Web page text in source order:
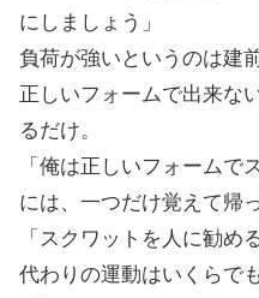
にしましょう」
負荷が強いというのは建前
正しいフォームで出来な
るだけ。
「俺は正しいフォームで
には、一つだけ覚えて帰
「スクワットを人に勧め
代わりの運動はいくらで